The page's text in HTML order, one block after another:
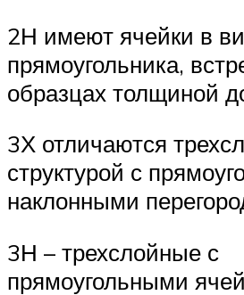
2Н имеют ячейки в
прямоугольника,
образцах толщиной
3Х отличаются
структурой с
наклонными
3Н – трехслойные с
прямоугольными